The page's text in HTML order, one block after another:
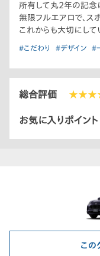
所有して丸2年の記念
無限フルエアロで、ス
これからも大切にして
#こだわり #デザイン #
総合評価
お気に入りポイント
この